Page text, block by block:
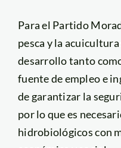
Para el Partido
pesca y la
desarrollo tanto
fuente de empleo e
de garantizar la
por lo que es
hidrobiológicos con